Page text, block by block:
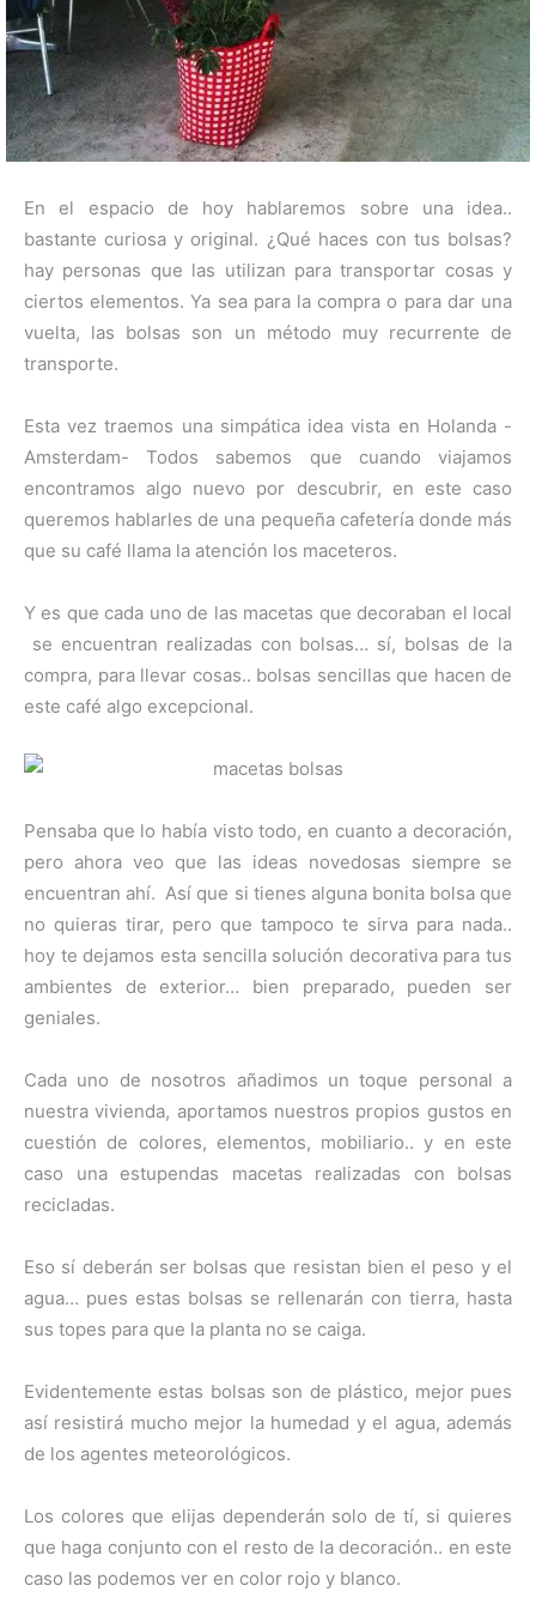
En el espacio de hoy hablaremos sobre una idea..
bastante curiosa y original. ¿Qué haces con tus bolsas?
hay personas que las utilizan para transportar cosas y
ciertos elementos. Ya sea para la compra o para dar una
vuelta, las bolsas son un método muy recurrente de
transporte.
Esta vez traemos una simpática idea vista en Holanda -
Amsterdam- Todos sabemos que cuando viajamos
encontramos algo nuevo por descubrir, en este caso
queremos hablarles de una pequeña cafetería donde más
que su café llama la atención los maceteros.
Y es que cada uno de las macetas que decoraban el local
se encuentran realizadas con bolsas… sí, bolsas de la
compra, para llevar cosas.. bolsas sencillas que hacen de
este café algo excepcional.
Pensaba que lo había visto todo, en cuanto a decoración,
pero ahora veo que las ideas novedosas siempre se
encuentran ahí. Así que si tienes alguna bonita bolsa que
no quieras tirar, pero que tampoco te sirva para nada..
hoy te dejamos esta sencilla solución decorativa para tus
ambientes de exterior… bien preparado, pueden ser
geniales.
Cada uno de nosotros añadimos un toque personal a
nuestra vivienda, aportamos nuestros propios gustos en
cuestión de colores, elementos, mobiliario.. y en este
caso una estupendas macetas realizadas con bolsas
recicladas.
Eso sí deberán ser bolsas que resistan bien el peso y el
agua… pues estas bolsas se rellenarán con tierra, hasta
sus topes para que la planta no se caiga.
Evidentemente estas bolsas son de plástico, mejor pues
así resistirá mucho mejor la humedad y el agua, además
de los agentes meteorológicos.
Los colores que elijas dependerán solo de tí, si quieres
que haga conjunto con el resto de la decoración.. en este
caso las podemos ver en color rojo y blanco.